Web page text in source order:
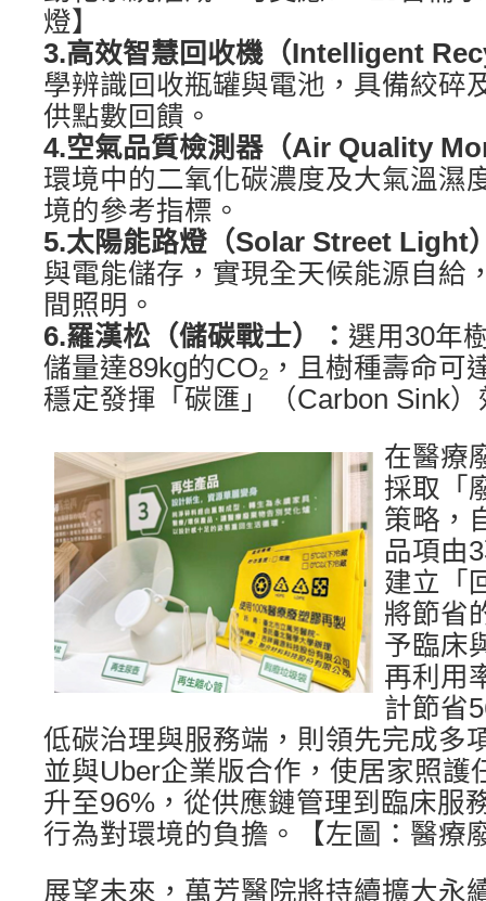
燈】
3.高效智慧回收機（Intelligent
學辨識回收瓶罐與電池，具備絞碎
供點數回饋。
4.空氣品質檢測器（Air Quality
環境中的二氧化碳濃度及大氣溫濕
境的參考指標。
5.太陽能路燈（Solar Street Light
與電能儲存，實現全天候能源自給
間照明。
6.羅漢松（儲碳戰士）： 選用30年
儲量達89kg的CO₂，且樹種壽命可
穩定發揮「碳匯」（Carbon Sink）
在醫療
採取「
策略，
品項由
建立「
將節省
予臨床
再利用
計節省
低碳治理與服務端，則領先完成多
並與Uber企業版合作，使居家照護
升至96%，從供應鏈管理到臨床服
行為對環境的負擔。【左圖：醫療
展望未來，萬芳醫院將持續擴大永